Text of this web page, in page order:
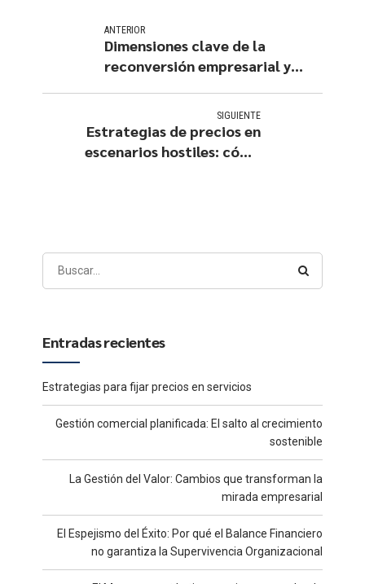
ANTERIOR
Dimensiones clave de la
reconversión empresarial y
SIGUIENTE
Estrategias de precios en
escenarios hostiles: cómo
Entradas recientes
Estrategias para fijar precios en servicios
Gestión comercial planificada: El salto al crecimiento
sostenible
La Gestión del Valor: Cambios que transforman la
mirada empresarial
El Espejismo del Éxito: Por qué el Balance Financiero
no garantiza la Supervivencia Organizacional